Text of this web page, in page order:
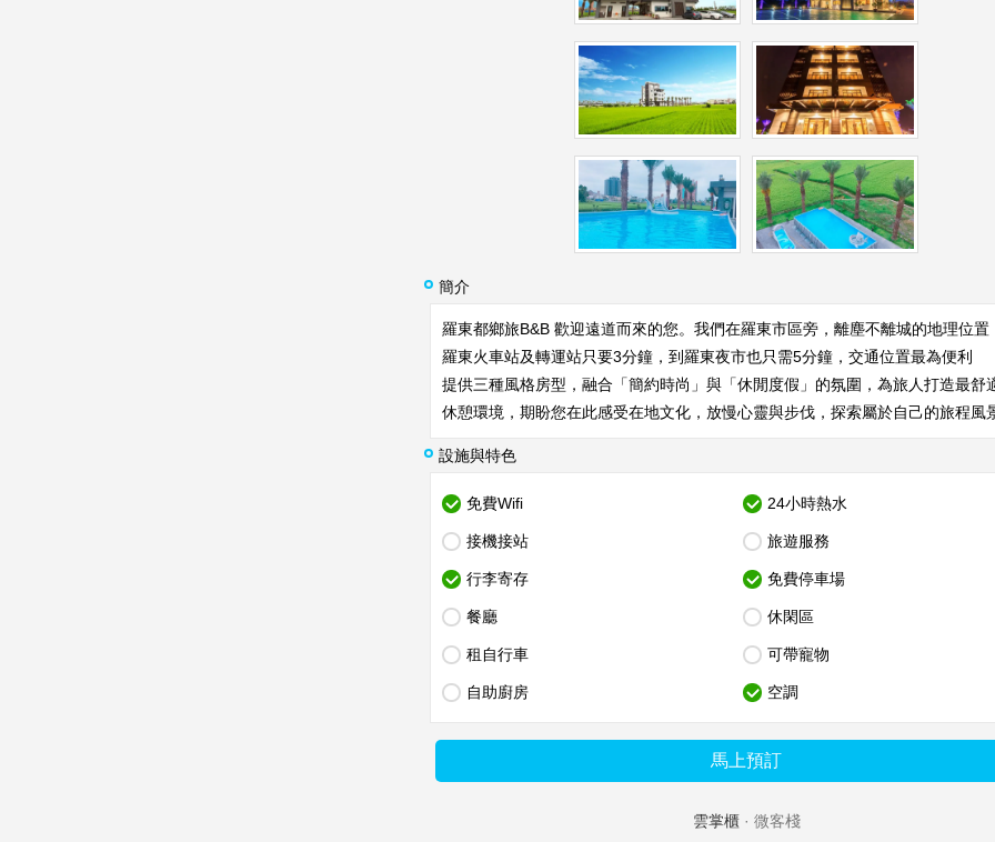
簡介
羅東都鄉旅B&B 歡迎遠道而來的您。我們在羅東市區旁，離塵不離城的地理位置
羅東火車站及轉運站只要3分鐘，到羅東夜市也只需5分鐘，交通位置最為便利
提供三種風格房型，融合「簡約時尚」與「休閒度假」的氛圍，為旅人打造最舒
休憩環境，期盼您在此感受在地文化，放慢心靈與步伐，探索屬於自己的旅程風
設施與特色
免費Wifi 24小時熱水
接機接站 旅遊服務
行李寄存 免費停車場
餐廳 休閑區
租自行車 可帶寵物
自助廚房 空調
馬上預訂
雲掌櫃· 微客棧